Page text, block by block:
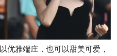
优雅端庄，也可以甜美可爱，